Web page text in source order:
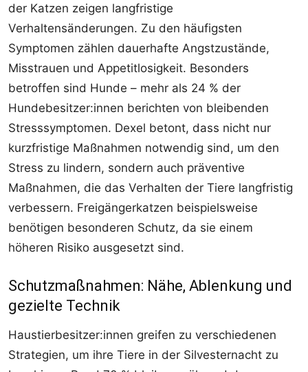
der Katzen zeigen langfristige
Verhaltensänderungen. Zu den häufigsten
Symptomen zählen dauerhafte Angstzustände,
Misstrauen und Appetitlosigkeit. Besonders
betroffen sind Hunde – mehr als 24 % der
Hundebesitzer:innen berichten von bleibenden
Stresssymptomen. Dexel betont, dass nicht nur
kurzfristige Maßnahmen notwendig sind, um den
Stress zu lindern, sondern auch präventive
Maßnahmen, die das Verhalten der Tiere langfristig
verbessern. Freigängerkatzen beispielsweise
benötigen besonderen Schutz, da sie einem
höheren Risiko ausgesetzt sind.
Schutzmaßnahmen: Nähe, Ablenkung und
gezielte Technik
Haustierbesitzer:innen greifen zu verschiedenen
Strategien, um ihre Tiere in der Silvesternacht zu